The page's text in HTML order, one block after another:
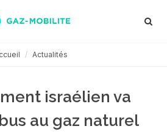
Actualités
israélien va
au gaz naturel